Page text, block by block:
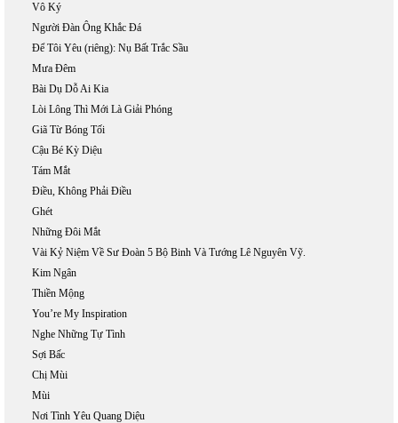
Vô Ký
Người Đàn Ông Khắc Đá
Để Tôi Yêu (riêng): Nụ Bất Trắc Sầu
Mưa Đêm
Bài Dụ Dỗ Ai Kia
Lòi Lông Thì Mới Là Giải Phóng
Giã Từ Bóng Tối
Cậu Bé Kỳ Diệu
Tám Mắt
Điều, Không Phải Điều
Ghét
Những Đôi Mắt
Vài Kỷ Niệm Về Sư Đoàn 5 Bộ Binh Và Tướng Lê Nguyên Vỹ.
Kim Ngân
Thiền Mộng
You’re My Inspiration
Nghe Những Tự Tình
Sợi Bấc
Chị Mùi
Mùi
Nơi Tình Yêu Quang Diệu